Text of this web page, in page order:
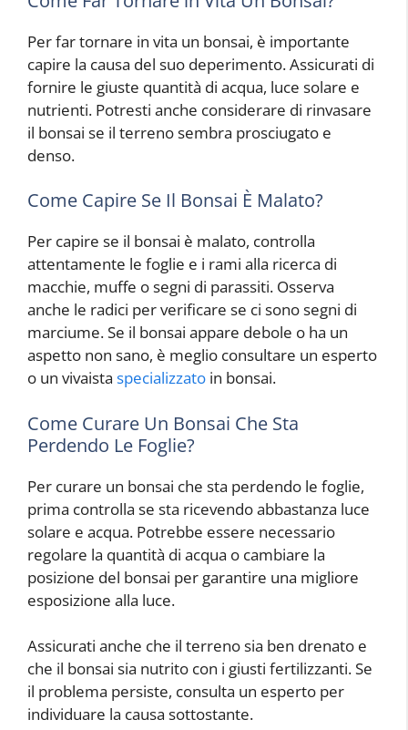
Per far tornare in vita un bonsai, è importante
capire la causa del suo deperimento. Assicurati di
fornire le giuste quantità di acqua, luce solare e
nutrienti. Potresti anche considerare di rinvasare
il bonsai se il terreno sembra prosciugato e
denso.
Come Capire Se Il Bonsai È Malato?
Per capire se il bonsai è malato, controlla
attentamente le foglie e i rami alla ricerca di
macchie, muffe o segni di parassiti. Osserva
anche le radici per verificare se ci sono segni di
marciume. Se il bonsai appare debole o ha un
aspetto non sano, è meglio consultare un esperto
o un vivaista specializzato in bonsai.
Come Curare Un Bonsai Che Sta
Perdendo Le Foglie?
Per curare un bonsai che sta perdendo le foglie,
prima controlla se sta ricevendo abbastanza luce
solare e acqua. Potrebbe essere necessario
regolare la quantità di acqua o cambiare la
posizione del bonsai per garantire una migliore
esposizione alla luce.
Assicurati anche che il terreno sia ben drenato e
che il bonsai sia nutrito con i giusti fertilizzanti. Se
il problema persiste, consulta un esperto per
individuare la causa sottostante.